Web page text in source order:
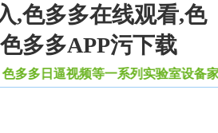
,色多多在线观看,色
多多APP污下载
多多日逼视频等一系列实验室设备家具